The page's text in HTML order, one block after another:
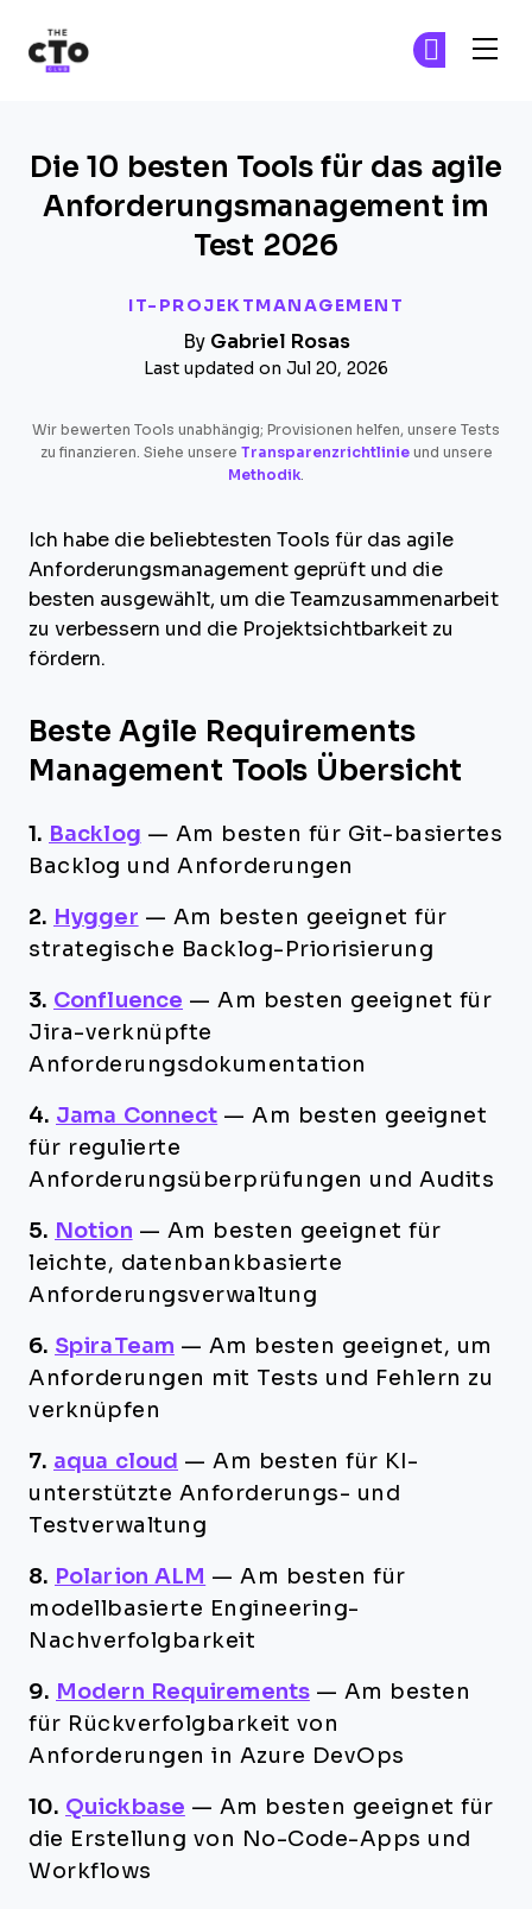
IT-PROJEKTMANAGEMENT
Die 10 besten Tools für das agile
Anforderungsmanagement im
Test 2026
By Gabriel Rosas
Last updated on Jul 20, 2026
Wir bewerten Tools unabhängig; Provisionen helfen, unsere Tests
zu finanzieren. Siehe unsere Transparenzrichtlinieund unsere
Methodik.
Ich habe die beliebtesten Tools für das agile
Anforderungsmanagement geprüft und die
besten ausgewählt, um die Teamzusammenarbeit
zu verbessern und die Projektsichtbarkeit zu
fördern.
Beste Agile Requirements
Management Tools Übersicht
1. Backlog — Am besten für Git-basiertes
Backlog und Anforderungen
2. Hygger — Am besten geeignet für
strategische Backlog-Priorisierung
3. Confluence — Am besten geeignet für
Jira-verknüpfte
Anforderungsdokumentation
4. Jama Connect —Am besten geeignet
für regulierte
Anforderungsüberprüfungen und Audits
5. Notion — Am besten geeignet für
leichte, datenbankbasierte
Anforderungsverwaltung
6. SpiraTeam — Am besten geeignet, um
Anforderungen mit Tests und Fehlern zu
verknüpfen
7. aqua cloud — Am besten für KI-
unterstützte Anforderungs- und
Testverwaltung
8. Polarion ALM —Am besten für
modellbasierte Engineering-
Nachverfolgbarkeit
9. Modern Requirements — Am besten
für Rückverfolgbarkeit von
Anforderungen in Azure DevOps
10. Quickbase — Am besten geeignet für
die Erstellung von No-Code-Apps und
Workflows